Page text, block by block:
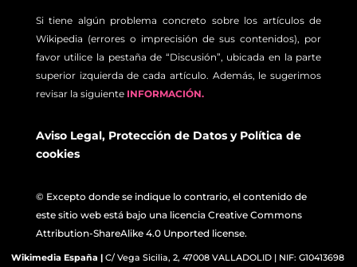
Si tiene algún problema concreto sobre los artículos de
Wikipedia (errores o imprecisión de sus contenidos), por
favor utilice la pestaña de “Discusión”, ubicada en la parte
superior izquierda de cada artículo. Además, le sugerimos
revisar la siguiente INFORMACIÓN.
Aviso Legal, Protección de Datosy Política de
cookies
© Excepto donde se indique lo contrario, el contenido de
este sitio web está bajo una licencia Creative Commons
Attribution-ShareAlike 4.0 Unported license.
Wikimedia España | C/ Vega Sicilia, 2, 47008 VALLADOLID | NIF: G10413698